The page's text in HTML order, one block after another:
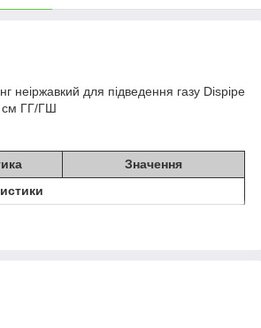
неіржавкий для підведення газу Dispipe
см ГГ/ГШ
Значення